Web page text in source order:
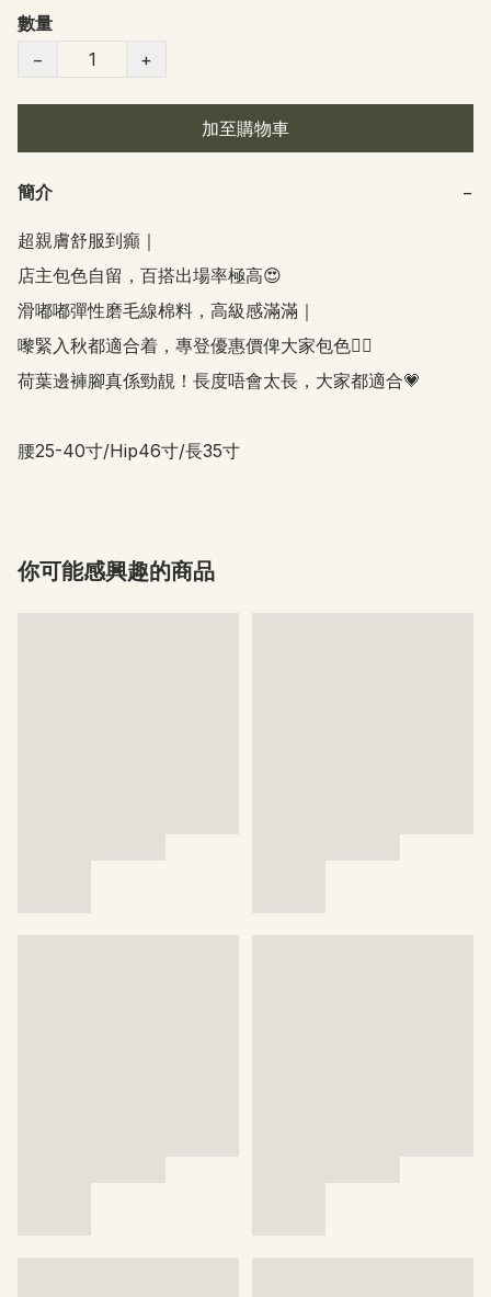
數量
−
+
加至購物車
簡介 −
超親膚舒服到癲｜
店主包色自留，百搭出場率極高😍
滑嘟嘟彈性磨毛線棉料，高級感滿滿｜
嚟緊入秋都適合着，專登優惠價俾大家包色👍🏻
荷葉邊褲腳真係勁靚！長度唔會太長，大家都適合💗
腰25-40寸/Hip46寸/長35寸
你可能感興趣的商品